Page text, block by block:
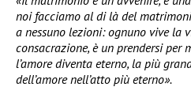
noi facciamo al di là del
a nessuno lezioni: ognuno vive la
consacrazione, è un prendersi per
l’amore diventa eterno, la più
dell’amore nell’atto più eterno».